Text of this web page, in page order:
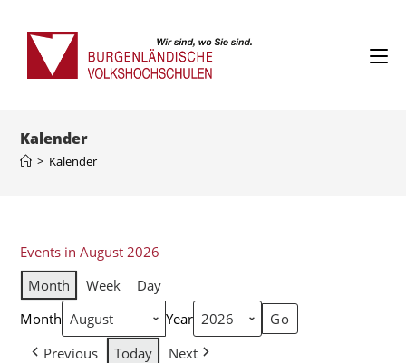
Kalender
> Kalender
Events in August 2026
Month
Week
Day
Month
Year
Previous
Today
Next